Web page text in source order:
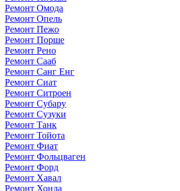
Ремонт Омода
Ремонт Опель
Ремонт Пежо
Ремонт Порше
Ремонт Рено
Ремонт Сааб
Ремонт Санг Енг
Ремонт Сиат
Ремонт Ситроен
Ремонт Субару
Ремонт Сузуки
Ремонт Танк
Ремонт Тойота
Ремонт Фиат
Ремонт Фольцваген
Ремонт Форд
Ремонт Хавал
Ремонт Хонда